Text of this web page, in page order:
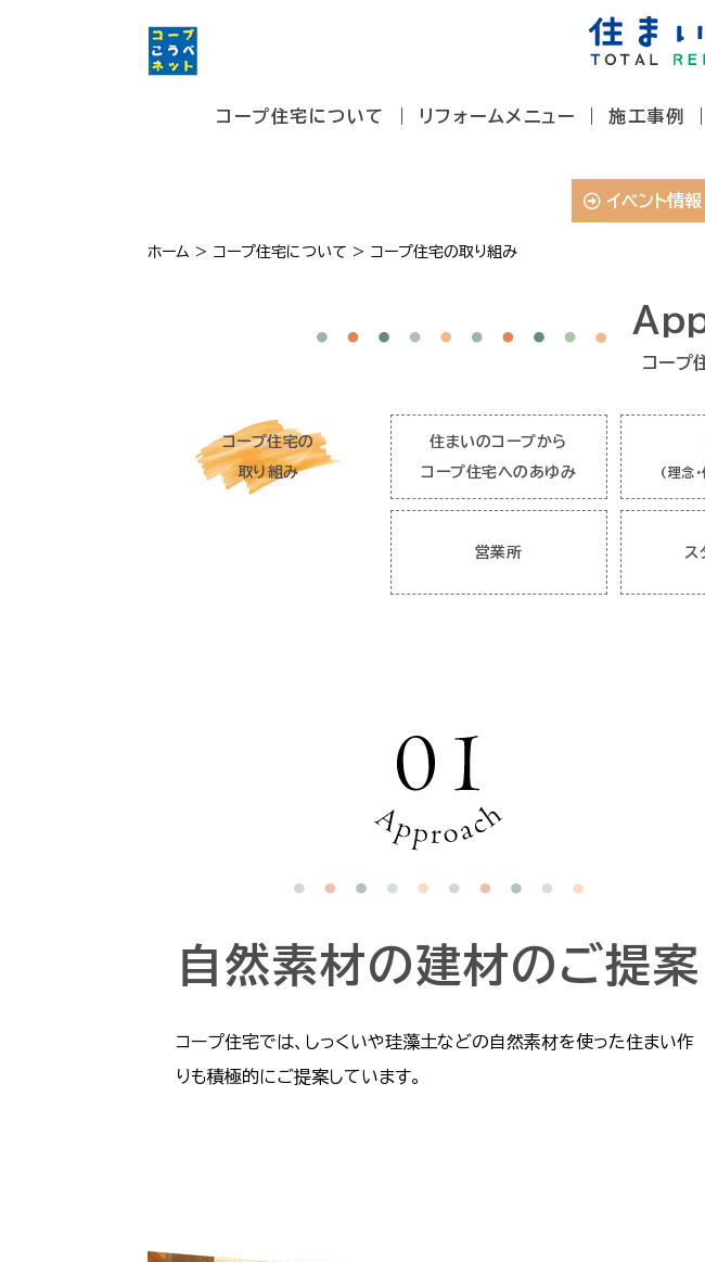
コープ住宅について リフォームメニュー 施工事例
イベント情報
ホーム > コープ住宅について > コープ住宅の取り組み
コープ
コープ住宅の
取り組み
住まいのコープから
コープ住宅へのあゆみ
(理念
営業所 ス
自然素材の建材のご提案
コープ住宅では、しっくいや珪藻土などの自然素材を使った住まい作
りも積極的にご提案しています。